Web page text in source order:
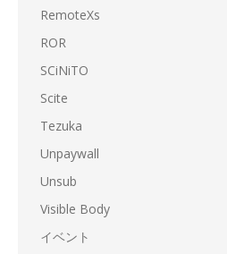
RemoteXs
ROR
SCiNiTO
Scite
Tezuka
Unpaywall
Unsub
Visible Body
イベント